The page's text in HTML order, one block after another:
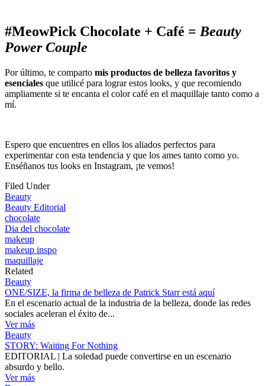
#MeowPick Chocolate + Café =Beauty
Power Couple
Por último, te comparto mis productos de belleza favoritos y
esenciales que utilicé para lograr estos looks, y que recomiendo
ampliamente si te encanta el color café en el maquillaje tanto como a
mí.
Espero que encuentres en ellos los aliados perfectos para
experimentar con esta tendencia y que los ames tanto como yo.
Enséñanos tus looks en Instagram, ¡te vemos!
Filed Under
Beauty
Beauty Editorial
chocolate
Dia del chocolate
makeup
makeup inspo
maquillaje
Related
Beauty
ONE/SIZE, la firma de belleza de Patrick Starr está aquí
En el escenario actual de la industria de la belleza, donde las redes
sociales aceleran el éxito de...
Ver más
Beauty
STORY: Waiting For Nothing
EDITORIAL | La soledad puede convertirse en un escenario
absurdo y bello.
Ver más